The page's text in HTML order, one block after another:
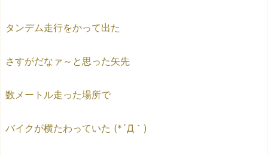
タンデム走行をかって出た
さすがだなァ～と思った矢先
数メートル走った場所で
バイクが横たわっていた (*´Д｀)